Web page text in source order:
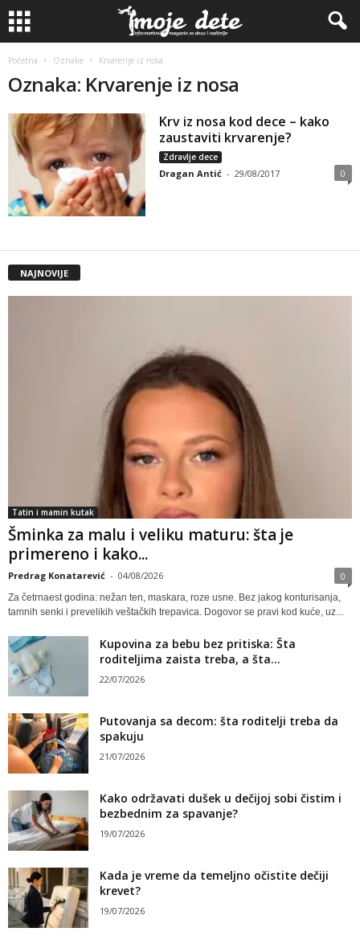
Početna Oznake Krvarenje iz nosa
Oznaka: Krvarenje iz nosa
Krv iz nosa kod dece – kako
zaustaviti krvarenje?
Zdravlje dece
Dragan Antić - 29/08/2017 0
NAJNOVIJE
Tatin i mamin kutak
Šminka za malu i veliku maturu: šta je
primereno i kako...
Predrag Konatarević - 04/08/2026 0
Za četrnaest godina: nežan ten, maskara, roze usne. Bez jakog konturisanja,
tamnih senki i prevelikih veštačkih trepavica. Dogovor se pravi kod kuće, uz...
Kupovina za bebu bez pritiska: Šta
roditeljima zaista treba, a šta...
22/07/2026
Putovanja sa decom: šta roditelji treba da
spakuju
21/07/2026
Kako održavati dušek u dečijoj sobi čistim i
bezbednim za spavanje?
19/07/2026
Kada je vreme da temeljno očistite dečiji
krevet?
19/07/2026